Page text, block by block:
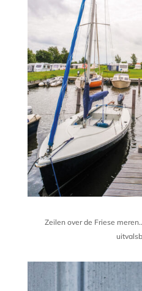
Zeilen over de Friese